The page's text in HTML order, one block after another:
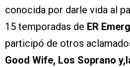
conocida por darle vida al
15 temporadas de ER
participó de otros
Good Wife, Los Soprano